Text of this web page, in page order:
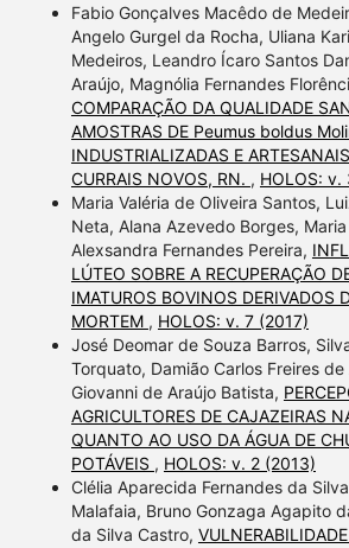
Fabio Gonçalves Macêdo de
Angelo Gurgel da Rocha, Uliana
Medeiros, Leandro Ícaro Santos
Araújo, Magnólia Fernandes
COMPARAÇÃO DA QUALIDADE
AMOSTRAS DE Peumus boldus
INDUSTRIALIZADAS E
CURRAIS NOVOS, RN. , HOLOS: v.
Maria Valéria de Oliveira Santos,
Neta, Alana Azevedo Borges,
Alexsandra Fernandes Pereira,
LÚTEO SOBRE A RECUPERAÇÃO
IMATUROS BOVINOS DERIVADOS
MORTEM , HOLOS: v. 7 (2017)
José Deomar de Souza Barros,
Torquato, Damião Carlos Freires
Giovanni de Araújo Batista,
AGRICULTORES DE CAJAZEIRAS
QUANTO AO USO DA ÁGUA DE
POTÁVEIS , HOLOS: v. 2 (2013)
Clélia Aparecida Fernandes da
Malafaia, Bruno Gonzaga Agapito
da Silva Castro,